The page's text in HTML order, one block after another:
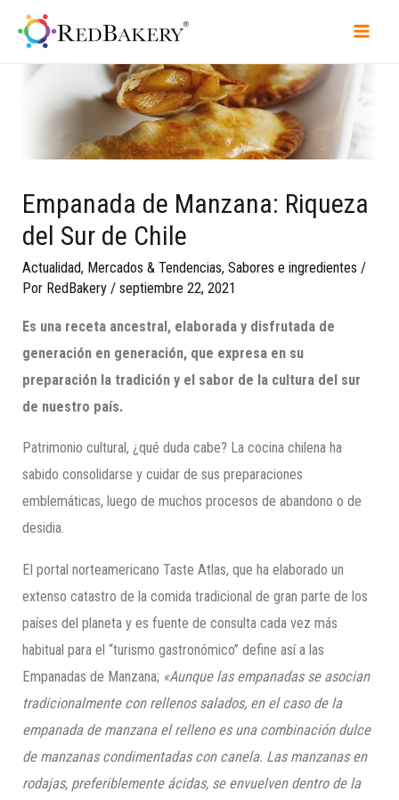
Empanada de Manzana: Riqueza
del Sur de Chile
Actualidad, Mercados & Tendencias,Sabores e ingredientes /
Por RedBakery /septiembre 22, 2021
Es una receta ancestral, elaborada y disfrutada de
generación en generación, que expresa en su
preparación la tradición y el sabor de la cultura del sur
de nuestro país.
Patrimonio cultural, ¿qué duda cabe? La cocina chilena ha
sabido consolidarse y cuidar de sus preparaciones
emblemáticas, luego de muchos procesos de abandono o de
desidia.
El portal norteamericano Taste Atlas, que ha elaborado un
extenso catastro de la comida tradicional de gran parte de los
países del planeta y es fuente de consulta cada vez más
habitual para el “turismo gastronómico” define así a las
Empanadas de Manzana; «Aunque las empanadas se asocian
tradicionalmente con rellenos salados, en el caso de la
empanada de manzana el relleno es una combinación dulce
de manzanas condimentadas con canela. Las manzanas en
rodajas, preferiblemente ácidas, se envuelven dentro de la